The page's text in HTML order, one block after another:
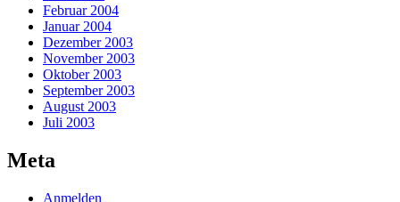
Februar 2004
Januar 2004
Dezember 2003
November 2003
Oktober 2003
September 2003
August 2003
Juli 2003
Meta
Anmelden